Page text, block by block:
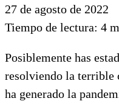
27 de agosto de 2022
Tiempo de lectura: 4
Posiblemente has
resolviendo la terrible
ha generado la